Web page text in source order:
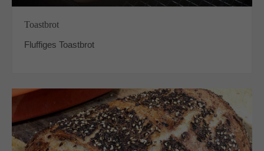
Toastbrot
Fluffiges Toastbrot